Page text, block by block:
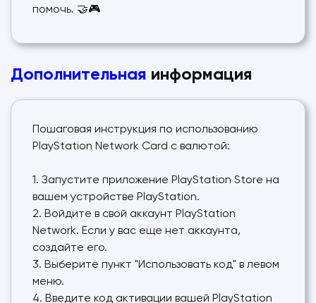
помочь. 🤝🎮
Дополнительная информация
Пошаговая инструкция по использованию
PlayStation Network Card с валютой:
1. Запустите приложение PlayStation Store на
вашем устройстве PlayStation.
2. Войдите в свой аккаунт PlayStation
Network. Если у вас еще нет аккаунта,
создайте его.
3. Выберите пункт "Использовать код" в левом
меню.
4. Введите код активации вашей PlayStation